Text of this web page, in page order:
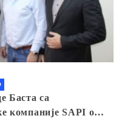
Баста са
компаније SAPI о